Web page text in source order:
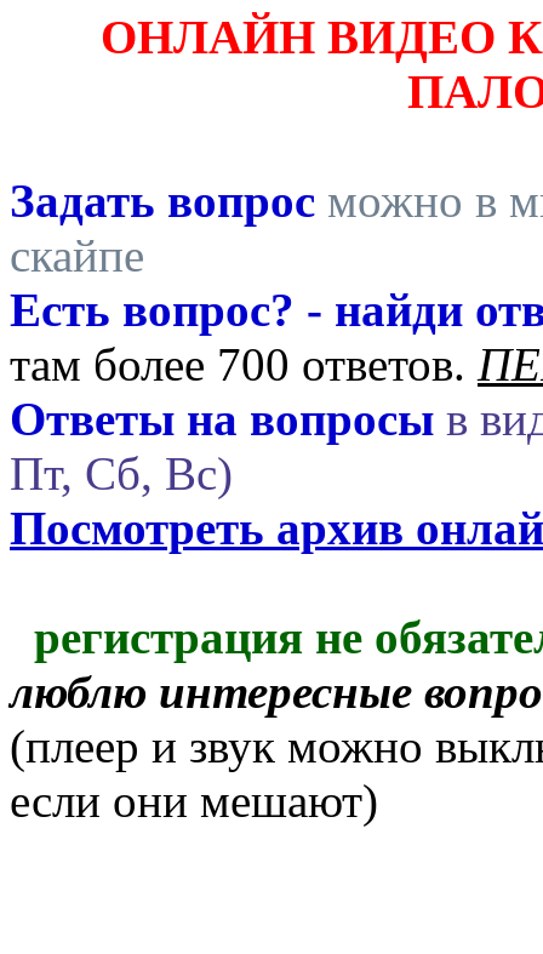
ОНЛАЙН ВИДЕО
Задать вопрос можно в
скайпе
Есть вопрос? - найди
там более 700 ответов.
Ответы на вопросы в
Пт, Сб, Вс)
Посмотреть архив
регистрация не
люблю интересные
(плеер и звук можно
если они мешают)